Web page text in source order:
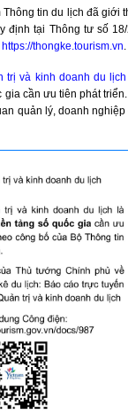
Thông tin du lịch đã
định tại Thông tư số
https://thongke.tourism.vn.
trị và kinh doanh du lịch
gia cần ưu tiên phát
quản lý, doanh